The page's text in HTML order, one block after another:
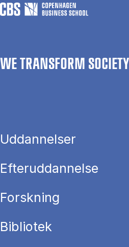
WE TRANSFORM
Uddannelser
Efteruddannelse
Forskning
Bibliotek